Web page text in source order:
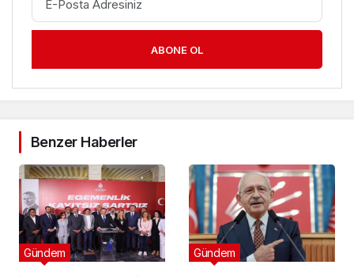
ABONE OL
Benzer Haberler
Gündem Gündem